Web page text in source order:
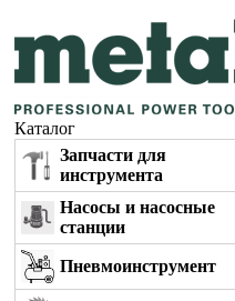
Каталог
Запчасти для
инструмента
Насосы и насосные
станции
Пневмоинструмент